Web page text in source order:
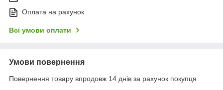
Оплата на рахунок
Всі умови оплати
Умови повернення
Повернення товару впродовж 14 днів за рахунок покупця